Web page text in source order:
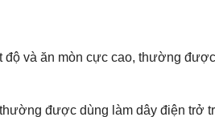
và ăn mòn cực cao, thường
được dùng làm dây điện trở